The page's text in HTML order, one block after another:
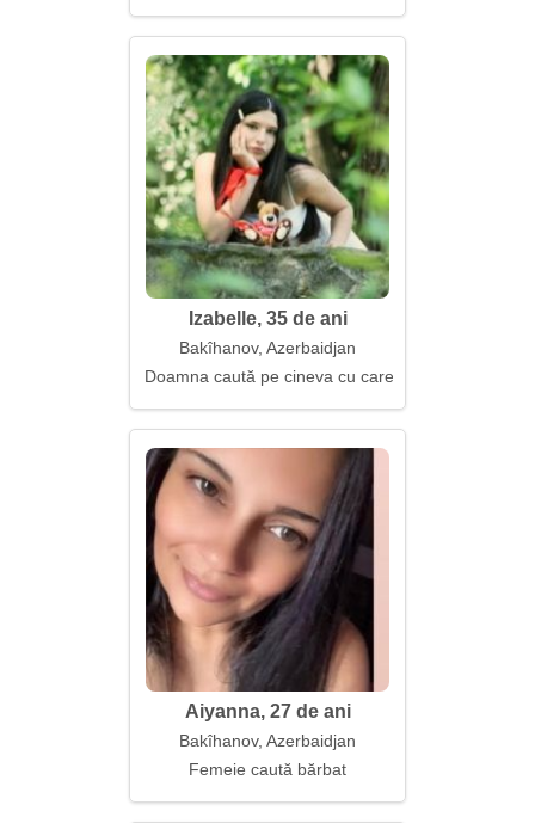
Izabelle, 35 de ani
Bakîhanov, Azerbaidjan
Doamna caută pe cineva cu care să
Aiyanna, 27 de ani
Bakîhanov, Azerbaidjan
Femeie caută bărbat